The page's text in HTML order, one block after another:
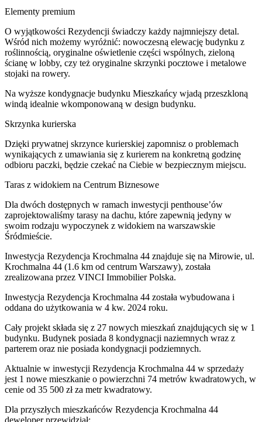
Elementy premium
O wyjątkowości Rezydencji świadczy każdy najmniejszy detal.
Wśród nich możemy wyróżnić: nowoczesną elewację budynku z
roślinnością, oryginalne oświetlenie części wspólnych, zieloną
ścianę w lobby, czy też oryginalne skrzynki pocztowe i metalowe
stojaki na rowery.
Na wyższe kondygnacje budynku Mieszkańcy wjadą przeszkloną
windą idealnie wkomponowaną w design budynku.
Skrzynka kurierska
Dzięki prywatnej skrzynce kurierskiej zapomnisz o problemach
wynikających z umawiania się z kurierem na konkretną godzinę
odbioru paczki, będzie czekać na Ciebie w bezpiecznym miejscu.
Taras z widokiem na Centrum Biznesowe
Dla dwóch dostępnych w ramach inwestycji penthouse’ów
zaprojektowaliśmy tarasy na dachu, które zapewnią jedyny w
swoim rodzaju wypoczynek z widokiem na warszawskie
Śródmieście.
Inwestycja Rezydencja Krochmalna 44 znajduje się na Mirowie, ul.
Krochmalna 44 (1.6 km od centrum Warszawy), została
zrealizowana przez VINCI Immobilier Polska.
Inwestycja Rezydencja Krochmalna 44 została wybudowana i
oddana do użytkowania w 4 kw. 2024 roku.
Cały projekt składa się z 27 nowych mieszkań znajdujących się w 1
budynku. Budynek posiada 8 kondygnacji naziemnych wraz z
parterem oraz nie posiada kondygnacji podziemnych.
Aktualnie w inwestycji Rezydencja Krochmalna 44 w sprzedaży
jest 1 nowe mieszkanie o powierzchni 74 metrów kwadratowych, w
cenie od 35 500 zł za metr kwadratowy.
Dla przyszłych mieszkańców Rezydencja Krochmalna 44
deweloper przewidział: